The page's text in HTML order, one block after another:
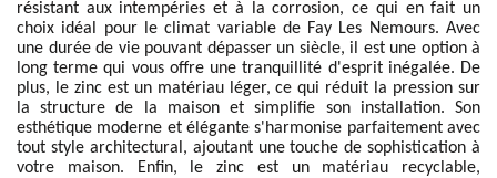
résistant aux intempéries et à la corrosion, ce qui en fait un
choix idéal pour le climat variable de Fay Les Nemours. Avec
une durée de vie pouvant dépasser un siècle, il est une option à
long terme qui vous offre une tranquillité d'esprit inégalée. De
plus, le zinc est un matériau léger, ce qui réduit la pression sur
la structure de la maison et simplifie son installation. Son
esthétique moderne et élégante s'harmonise parfaitement avec
tout style architectural, ajoutant une touche de sophistication à
votre maison. Enfin, le zinc est un matériau recyclable,